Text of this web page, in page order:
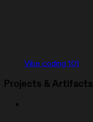
Vibe coding 101
Projects & Artifacts